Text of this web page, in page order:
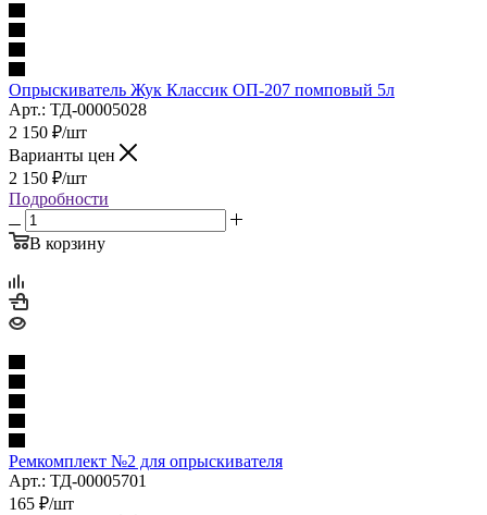
Опрыскиватель Жук Классик ОП-207 помповый 5л
Арт.: ТД-00005028
2 150 ₽/шт
Варианты цен
2 150 ₽/шт
Подробности
В корзину
Ремкомплект №2 для опрыскивателя
Арт.: ТД-00005701
165 ₽/шт